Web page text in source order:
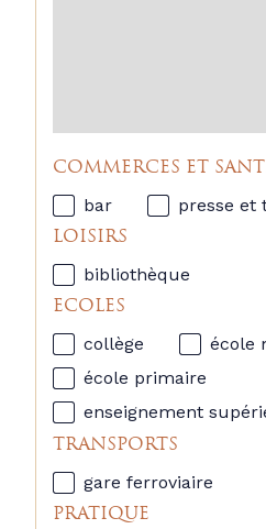
COMMERCES ET
bar presse et
LOISIRS
bibliothèque
ECOLES
collège
école
école primaire
enseignement
TRANSPORTS
gare ferroviaire
PRATIQUE